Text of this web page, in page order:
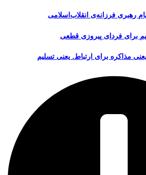
رهبری فرزانه‌ی انقلاب‌اسلامی
برای فردای پیروزی قطعی
مذاکره برای ارتباط. یعنی تسلیم